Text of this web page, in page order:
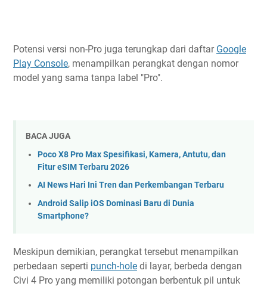
Potensi versi non-Pro juga terungkap dari daftar Google
Play Console, menampilkan perangkat dengan nomor
model yang sama tanpa label "Pro".
BACA JUGA
Poco X8 Pro Max Spesifikasi, Kamera, Antutu, dan
Fitur eSIM Terbaru 2026
AI News Hari Ini Tren dan Perkembangan Terbaru
Android Salip iOS Dominasi Baru di Dunia
Smartphone?
Meskipun demikian, perangkat tersebut menampilkan
perbedaan seperti punch-hole di layar, berbeda dengan
Civi 4 Pro yang memiliki potongan berbentuk pil untuk